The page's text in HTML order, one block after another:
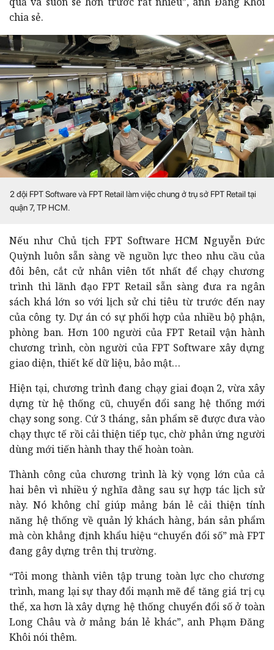
chia sẻ.
2 đội FPT Software và FPT Retail làm việc chung ở trụ sở FPT Retail tại
quận 7, TP HCM.
Nếu như Chủ tịch FPT Software HCM Nguyễn Đức
Quỳnh luôn sẵn sàng về nguồn lực theo nhu cầu của
đôi bên, cắt cử nhân viên tốt nhất để chạy chương
trình thì lãnh đạo FPT Retail sẵn sàng đưa ra ngân
sách khá lớn so với lịch sử chi tiêu từ trước đến nay
của công ty. Dự án có sự phối hợp của nhiều bộ phận,
phòng ban. Hơn 100 người của FPT Retail vận hành
chương trình, còn người của FPT Software xây dựng
giao diện, thiết kế dữ liệu, bảo mật…
Hiện tại, chương trình đang chạy giai đoạn 2, vừa xây
dựng từ hệ thống cũ, chuyển đổi sang hệ thống mới
chạy song song. Cứ 3 tháng, sản phẩm sẽ được đưa vào
chạy thực tế rồi cải thiện tiếp tục, chờ phản ứng người
dùng mới tiến hành thay thế hoàn toàn.
Thành công của chương trình là kỳ vọng lớn của cả
hai bên vì nhiều ý nghĩa đằng sau sự hợp tác lịch sử
này. Nó không chỉ giúp mảng bán lẻ cải thiện tính
năng hệ thống về quản lý khách hàng, bán sản phẩm
mà còn khẳng định khẩu hiệu “chuyển đổi số” mà FPT
đang gây dựng trên thị trường.
“Tôi mong thành viên tập trung toàn lực cho chương
trình, mang lại sự thay đổi mạnh mẽ để tăng giá trị cụ
thể, xa hơn là xây dựng hệ thống chuyển đổi số ở toàn
Long Châu và ở mảng bán lẻ khác”, anh Phạm Đăng
Khôi nói thêm.